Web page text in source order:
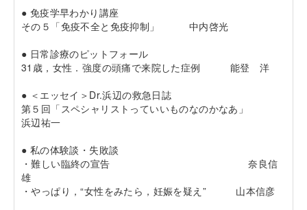
● 免疫学早わかり講座
その５「免疫不全と免疫抑制」 中内啓光
● 日常診療のピットフォール
31歳，女性．強度の頭痛で来院した症例 能登 洋
● ＜エッセイ＞Dr.浜辺の救急日誌
第５回「スペシャリストっていいものなのかなあ」
浜辺祐一
● 私の体験談・失敗談
・難しい臨終の宣告 奈良信
雄
・やっぱり，“女性をみたら，妊娠を疑え” 山本信彦